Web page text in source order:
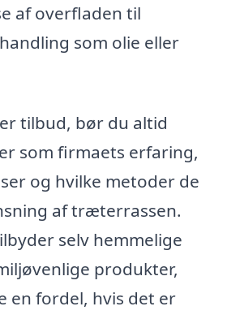
af overfladen til
som olie eller
tilbud, bør du altid
som firmaets erfaring,
og hvilke metoder de
af træterrassen.
selv hemmelige
produkter,
en fordel, hvis det er